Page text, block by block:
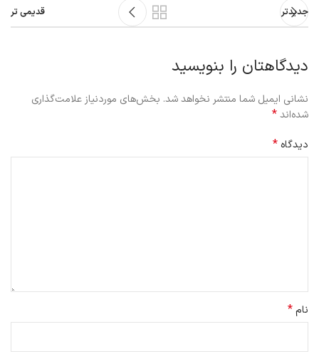
جدیدتر قدیمی تر
دیدگاهتان را بنویسید
نشانی ایمیل شما منتشر نخواهد شد. بخش‌های موردنیاز علامت‌گذاری
شده‌اند*
دیدگاه *
نام*